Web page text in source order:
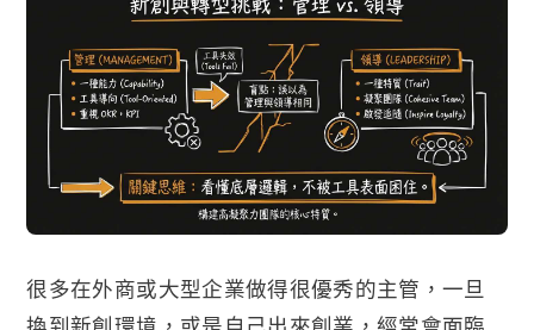
很多在外商或大型企業做得很優秀的主管，一旦